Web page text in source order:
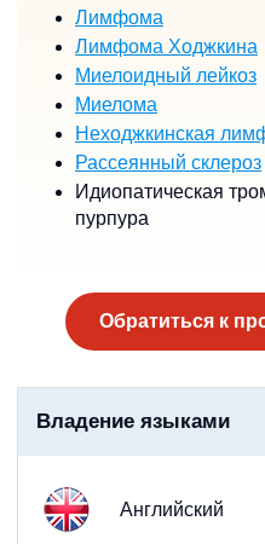
Лимфома
Лимфома Ходжкина
Миелоидный лейкоз
Миелома
Неходжкинская
Рассеянный склероз
Идиопатическая
пурпура
Обратиться к
Владение языками
Английский